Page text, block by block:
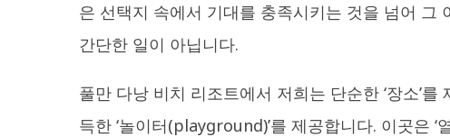
은 선택지 속에서 기대를 충족시키는 것을 넘어 그
간단한 일이 아닙니다.
풀만 다낭 비치 리조트에서 저희는 단순한 ‘장소’
득한 ‘놀이터(playground)’를 제공합니다. 이곳은